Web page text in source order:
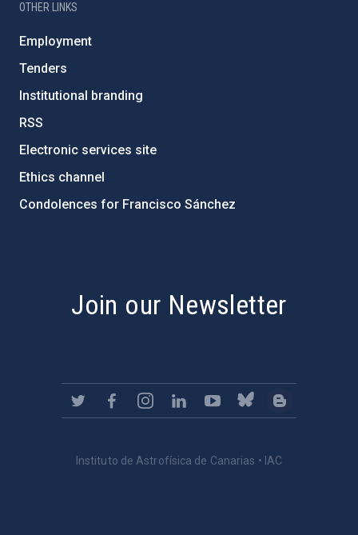
OTHER LINKS
Employment
Tenders
Institutional branding
RSS
Electronic services site
Ethics channel
Condolences for Francisco Sánchez
Join our Newsletter
Instituto de Astrofísica de Canarias • IAC